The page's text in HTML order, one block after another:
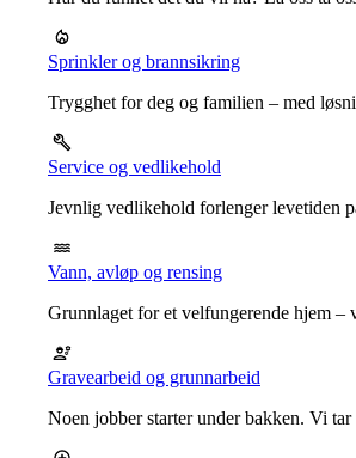
Sprinkler og brannsikring
Trygghet for deg og familien – med
Service og vedlikehold
Jevnlig vedlikehold forlenger levetiden
Vann, avløp og rensing
Grunnlaget for et velfungerende hjem –
Gravearbeid og grunnarbeid
Noen jobber starter under bakken. Vi